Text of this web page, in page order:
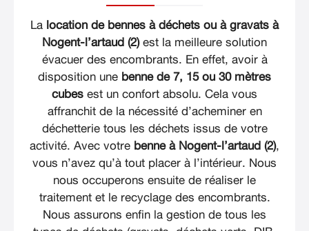
La location de bennes à déchets ou à gravats à
Nogent-l’artaud (2)est la meilleure solution
évacuer des encombrants. En effet, avoir à
disposition une benne de 7, 15 ou 30 mètres
cubes est un confort absolu. Cela vous
affranchit de la nécessité d’acheminer en
déchetterie tous les déchets issus de votre
activité. Avec votre benne à Nogent-l’artaud (2),
vous n’avez qu’à tout placer à l’intérieur. Nous
nous occuperons ensuite de réaliser le
traitement et le recyclage des encombrants.
Nous assurons enfin la gestion de tous les